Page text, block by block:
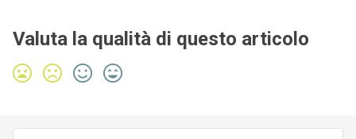
Valuta la qualità di questo articolo